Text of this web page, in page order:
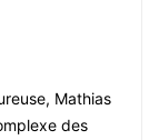
Mathias
des